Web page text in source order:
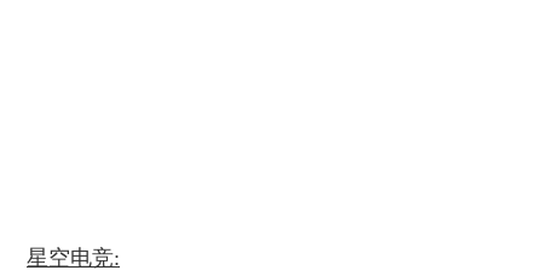
星空电竞: